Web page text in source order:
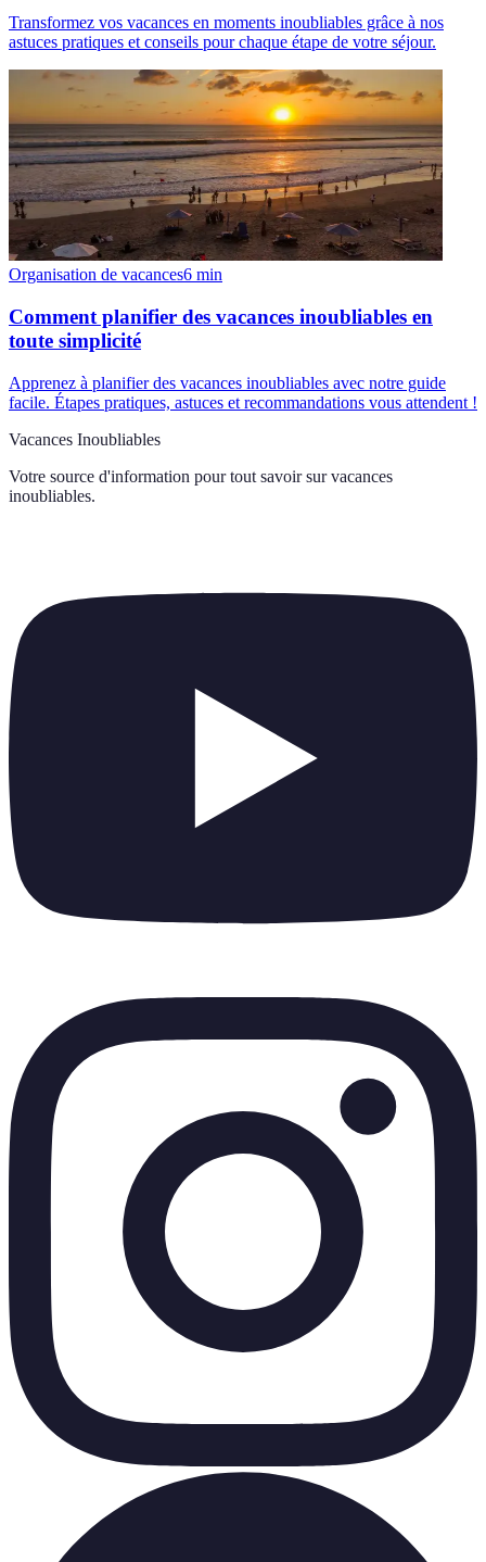
Transformez vos vacances en moments inoubliables grâce à nos
astuces pratiques et conseils pour chaque étape de votre séjour.
Organisation de vacances6 min
Comment planifier des vacances inoubliables en
toute simplicité
Apprenez à planifier des vacances inoubliables avec notre guide
facile. Étapes pratiques, astuces et recommandations vous attendent !
Vacances Inoubliables
Votre source d'information pour tout savoir sur vacances
inoubliables.